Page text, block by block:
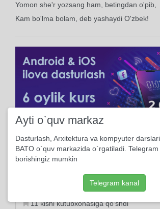
Yomon she'r yozsang ham, betingdan o'pib,
Kam bo'lma bolam, deb yashaydi O'zbek!
Ma'lumot
2017, 24-Aprelda yuklangan
6637 marta ko'rildi
11 kishi kutubxonasiga qo'shdi
Ayti o`quv markaz
Dasturlash, Arxitektura va kompyuter
BATO o`quv markazida o`rgatiladi.
borishingiz mumkin
Telegram kanal